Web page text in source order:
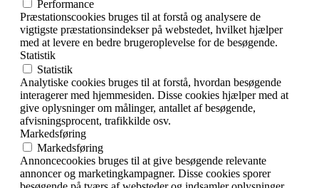
Performance
Præstationscookies bruges til at forstå og analysere de
vigtigste præstationsindekser på webstedet, hvilket hjælper
med at levere en bedre brugeroplevelse for de besøgende.
Statistik
Statistik
Analytiske cookies bruges til at forstå, hvordan besøgende
interagerer med hjemmesiden. Disse cookies hjælper med at
give oplysninger om målinger, antallet af besøgende,
afvisningsprocent, trafikkilde osv.
Markedsføring
Markedsføring
Annoncecookies bruges til at give besøgende relevante
annoncer og marketingkampagner. Disse cookies sporer